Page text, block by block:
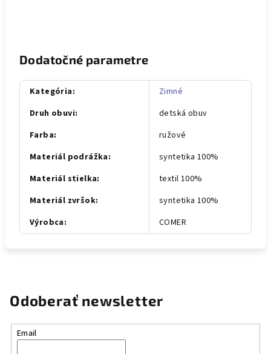
Dodatočné parametre
Kategória:
Zimné
Druh obuvi:
detská obuv
Farba:
ružové
Materiál podrážka:
syntetika 100%
Materiál stielka:
textil 100%
Materiál zvršok:
syntetika 100%
Výrobca: COMER
Odoberať newsletter
Email